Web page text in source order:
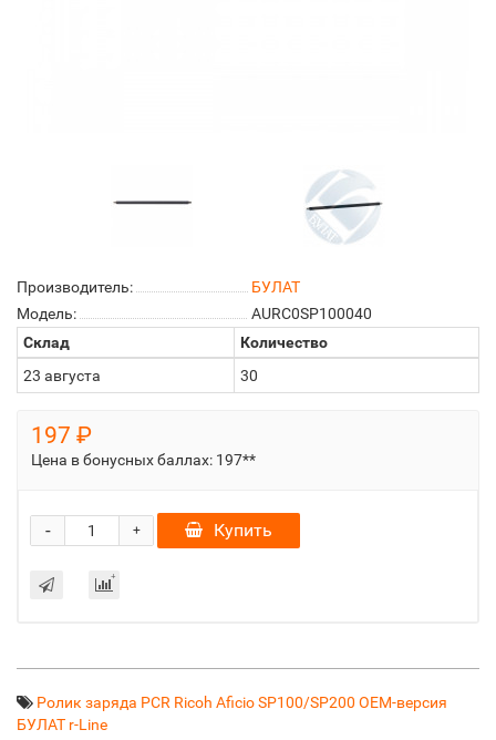
Производитель:
БУЛАТ
Модель:
AURC0SP100040
Склад
Количество
23 августа
30
197 ₽
Цена в бонусных баллах: 197**
+
- Купить
Ролик заряда PCR Ricoh Aficio SP100/SP200 OEM-версия
БУЛАТ r-Line